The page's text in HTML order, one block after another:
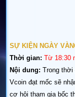
SỰ KIỆN NGÀY
Thời gian: Từ 18:30
Nội dung: Trong thời
Vcoin đạt mốc sẽ
cơ hội tham gia bốc